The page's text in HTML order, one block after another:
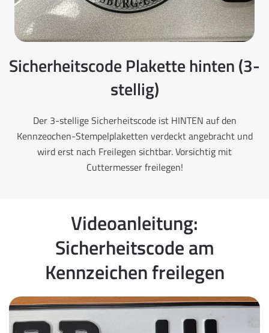
Sicherheitscode Plakette hinten (3-
stellig)
Der 3-stellige Sicherheitscode ist HINTEN auf den
Kennzeochen-Stempelplaketten verdeckt angebracht und
wird erst nach Freilegen sichtbar. Vorsichtig mit
Cuttermesser freilegen!
Videoanleitung:
Sicherheitscode am
Kennzeichen freilegen